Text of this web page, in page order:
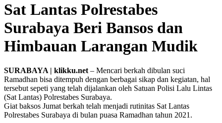
Sat Lantas Polrestabes
Surabaya Beri Bansos dan
Himbauan Larangan Mudik
SURABAYA | klikku.net – Mencari berkah dibulan suci
Ramadhan bisa ditempuh dengan berbagai sikap dan kegiatan, hal
tersebut sepeti yang telah dijalankan oleh Satuan Polisi Lalu Lintas
(Sat Lantas) Polrestabes Surabaya.
Giat baksos Jumat berkah telah menjadi rutinitas Sat Lantas
Polrestabes Surabaya di bulan puasa Ramadhan tahun 2021.